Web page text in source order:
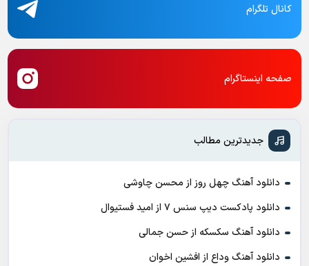
کانال تلگرام
صفحه اینستاگرام
جدیدترین مطالب
دانلود آهنگ چهل روز از محسن چاوشی
دانلود پادکست ديپ سنس ۷ از اميد فستيوال
دانلود آهنگ سکسکه از حسن جمالی
دانلود آهنگ وداع از افشين اخوان